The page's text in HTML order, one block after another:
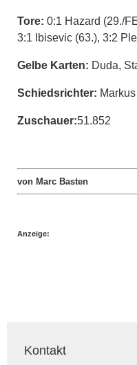
Tore: 0:1 Hazard (29./
3:1 Ibisevic (63.), 3:2
Gelbe Karten: Duda,
Schiedsrichter:
Zuschauer:51.852
von Marc Basten
Anzeige:
Kontakt